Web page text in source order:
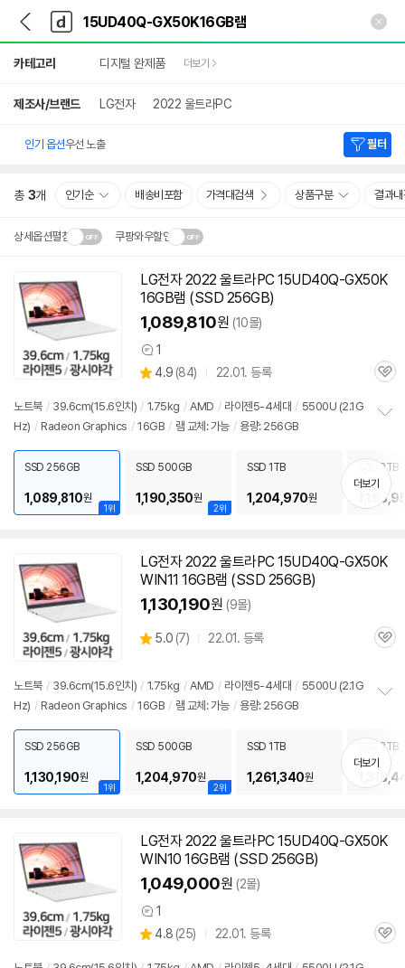
다
나
와
가
기
다
와
메
인
카테고리 디지털 완제품 더보기
제조사/브랜드 LG전자 2022 울트라PC
인기 옵션우선 노출 필터
총 3개 인기순 배송비포함 가격대검색 상품구분 결과
상세옵션펼침 쿠팡와우할인
설치 환경·지역에 따라
배송·설치비가 달라집니다.닫
기
LG전자 2022 울트라PC 15UD40Q-GX50K
16GB램 (SSD 256GB)
1,089,810원 (10몰)
상
품
견
1
별
점
4.9 (상
리
뷰
84) 22.01. 등록
관
노트북 / 39.6cm(15.6인치) / 1.75kg / AMD / 라이젠5-4세대 / 5500U (2.1G
Hz) / Radeon Graphics / 16GB / 램 교체: 가능 / 용량: 256GB
펼
치
기
1위
SSD 256GB
1,089,810원
2위
SSD 500GB
1,190,350원
SSD 1TB
1,204,970원
SSD 2TB
더보기
LG전자 2022 울트라PC 15UD40Q-GX50K
WIN11 16GB램 (SSD 256GB)
1,130,190원 (9몰)
별
5.0 (상
뷰
7) 22.01. 등록
관
노트북 / 39.6cm(15.6인치) / 1.75kg / AMD / 라이젠5-4세대 / 5500U (2.1G
Hz) / Radeon Graphics / 16GB / 램 교체: 가능 / 용량: 256GB
펼
치
기
1위
SSD 256GB
1,130,190원
2위
SSD 500GB
1,204,970원
SSD 1TB
1,261,340원
SSD 2TB
더보기
LG전자 2022 울트라PC 15UD40Q-GX50K
WIN10 16GB램 (SSD 256GB)
1,049,000원 (2몰)
상
품
1
별
점
4.8 (상
25) 22.01. 등록
관